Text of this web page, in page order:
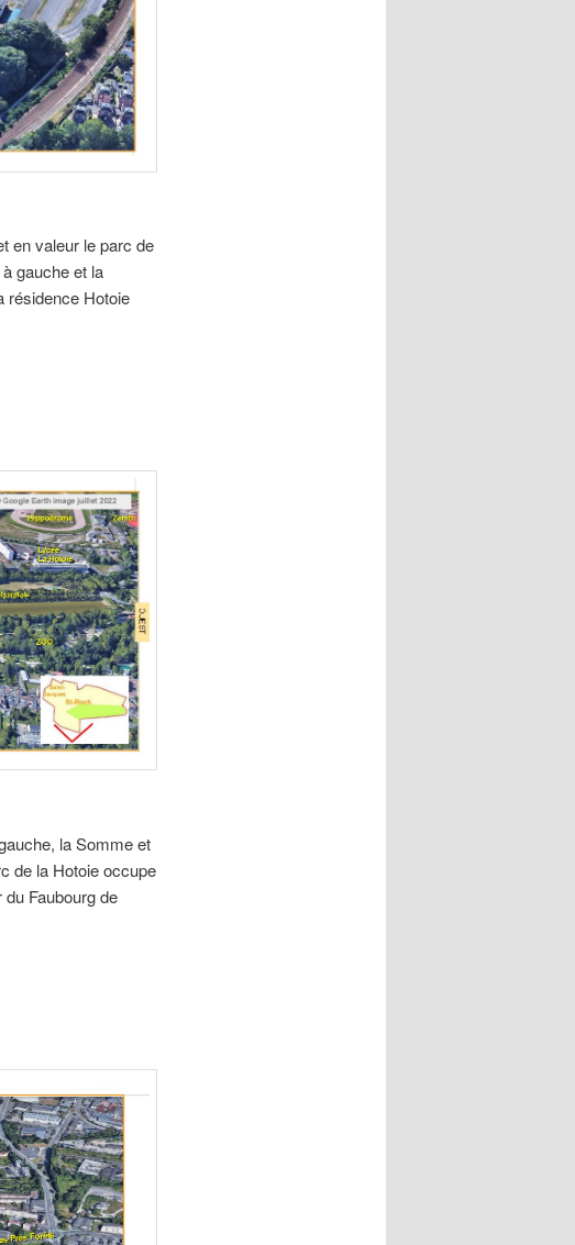
en valeur le parc de
gauche et la
résidence Hotoie
la Somme et
de la Hotoie occupe
du Faubourg de